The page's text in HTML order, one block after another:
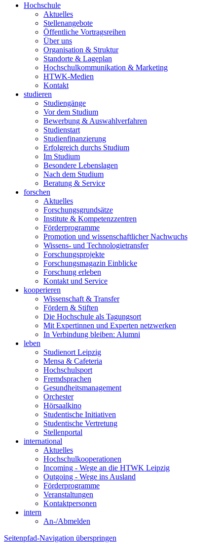
Hochschule
Aktuelles
Stellenangebote
Öffentliche Vortragsreihen
Über uns
Organisation & Struktur
Standorte & Lageplan
Hochschulkommunikation & Marketing
HTWK-Medien
Kontakt
studieren
Studiengänge
Vor dem Studium
Bewerbung & Auswahlverfahren
Studienstart
Studienfinanzierung
Erfolgreich durchs Studium
Im Studium
Besondere Lebenslagen
Nach dem Studium
Beratung & Service
forschen
Aktuelles
Forschungsgrundsätze
Institute & Kompetenzzentren
Förderprogramme
Promotion und wissenschaftlicher Nachwuchs
Wissens- und Technologietransfer
Forschungsprojekte
Forschungsmagazin Einblicke
Forschung erleben
Kontakt und Service
kooperieren
Wissenschaft & Transfer
Fördern & Stiften
Die Hochschule als Tagungsort
Mit Expertinnen und Experten netzwerken
In Verbindung bleiben: Alumni
leben
Studienort Leipzig
Mensa & Cafeteria
Hochschulsport
Fremdsprachen
Gesundheitsmanagement
Orchester
Hörsaalkino
Studentische Initiativen
Studentische Vertretung
Stellenportal
international
Aktuelles
Hochschulkooperationen
Incoming - Wege an die HTWK Leipzig
Outgoing - Wege ins Ausland
Förderprogramme
Veranstaltungen
Kontaktpersonen
intern
An-/Abmelden
Seitenpfad-Navigation überspringen